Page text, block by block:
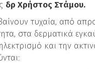
δρ Χρήστος Στάμου.
τυχαία, από
στα δερματικά
και την